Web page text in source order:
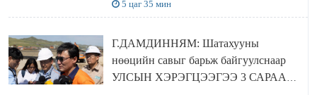
5 цаг 35 мин
Г.ДАМДИННЯМ: Шатахууны
нөөцийн савыг барьж байгуулснаар
УЛСЫН ХЭРЭГЦЭЭГЭЭ 3 САРААР